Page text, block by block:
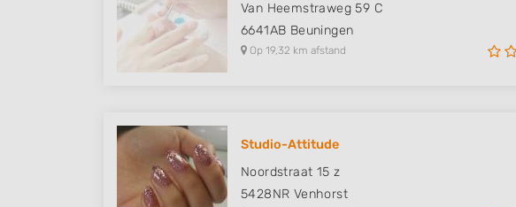
Van Heemstraweg 59 C
6641AB Beuningen
Op 19,32 km afstand
Studio-Attitude
Noordstraat 15 z
5428NR Venhorst
Non-IAB processing purposes: